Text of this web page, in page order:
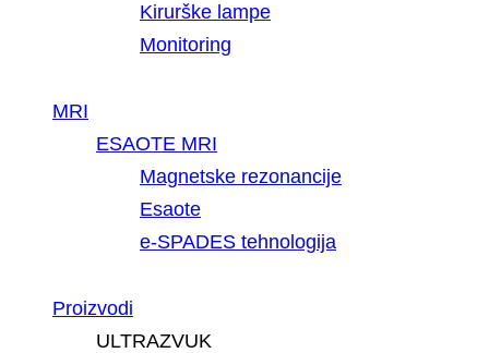
Kirurške lampe
Monitoring
MRI
ESAOTE MRI
Magnetske rezonancije
Esaote
e-SPADES tehnologija
Proizvodi
ULTRAZVUK